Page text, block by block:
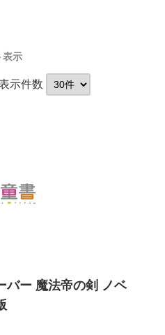
表示
示件数
バー 魔法帝の剣 ノベ